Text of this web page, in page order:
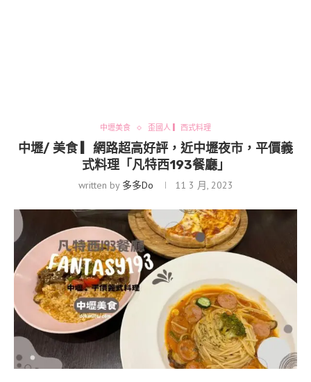
中壢美食 歪國人 ▎西式料理
中壢/ 美食 ▎網路超高好評，近中壢夜市，平價義
式料理「凡特西193餐廳」
written by 多多Do 11 3 月, 2023